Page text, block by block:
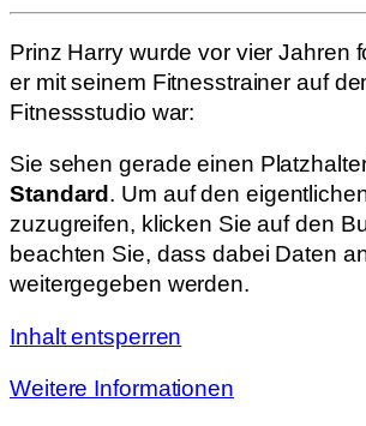
Prinz Harry wurde vor vier Jahren
er mit seinem Fitnesstrainer auf
Fitnessstudio war:
Sie sehen gerade einen
Standard . Um auf den
zuzugreifen, klicken Sie auf den
beachten Sie, dass dabei Daten
weitergegeben werden.
Inhalt entsperren
Weitere Informationen